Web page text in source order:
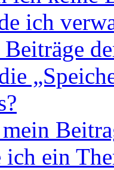
ich
ein